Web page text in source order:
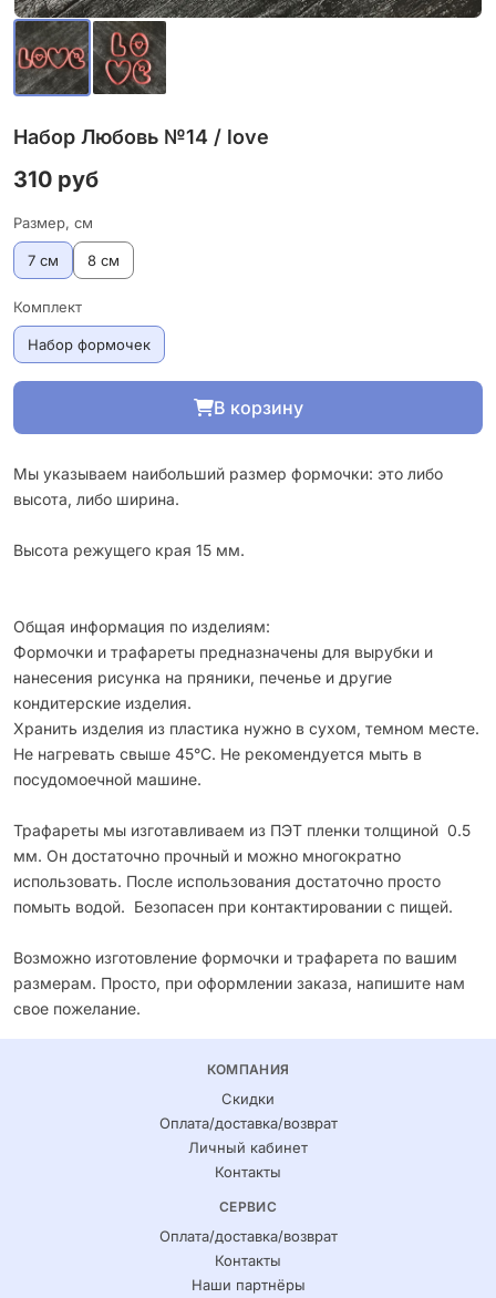
Набор Любовь №14 / love
310 руб
Размер, см
7 см 8 см
Комплект
Набор формочек
В корзину
Мы указываем наибольший размер формочки: это либо
высота, либо ширина.
Высота режущего края 15 мм.
Общая информация по изделиям:
Формочки и трафареты предназначены для вырубки и
нанесения рисунка на пряники, печенье и другие
кондитерские изделия.
Хранить изделия из пластика нужно в сухом, темном месте.
Не нагревать свыше 45°С. Не рекомендуется мыть в
посудомоечной машине.
Трафареты мы изготавливаем из ПЭТ пленки толщиной 0.5
мм. Он достаточно прочный и можно многократно
использовать. После использования достаточно просто
помыть водой. Безопасен при контактировании с пищей.
Возможно изготовление формочки и трафарета по вашим
размерам. Просто, при оформлении заказа, напишите нам
свое пожелание.
КОМПАНИЯ
Скидки
Оплата/доставка/возврат
Личный кабинет
Контакты
СЕРВИС
Оплата/доставка/возврат
Контакты
Наши партнёры